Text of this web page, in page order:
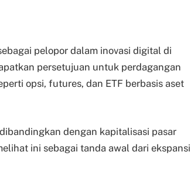
pelopor dalam inovasi digital di
persetujuan untuk perdagangan
opsi, futures, dan ETF berbasis aset
dengan kapitalisasi pasar
ini sebagai tanda awal dari ekspansi